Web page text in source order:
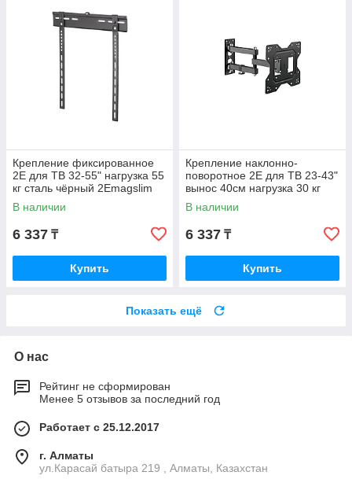
Крепление фиксированное
2E для ТВ 32-55" нагрузка 55
кг сталь чёрный 2Emagslim
В наличии
6 337 ₸
Купить
Крепление наклонно-
поворотное 2E для ТВ 23-43"
вынос 40см нагрузка 30 кг
сталь чёрный
2E2GEN234330TILT
В наличии
6 337 ₸
Купить
Показать ещё
О нас
Рейтинг не сформирован
Менее 5 отзывов за последний год
Работает с 25.12.2017
г. Алматы
ул.Карасай батыра 219 , Алматы, Казахстан